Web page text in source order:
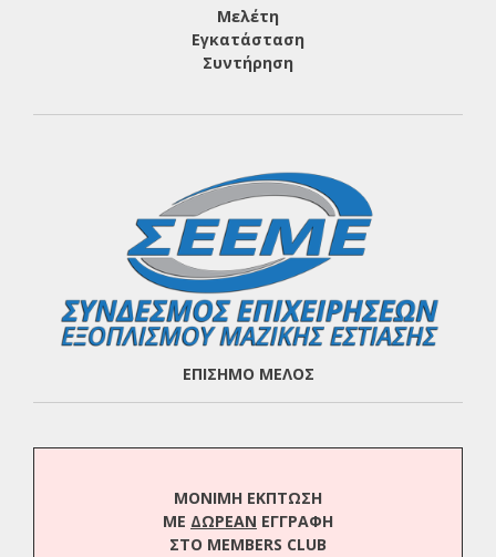
Μελέτη
Εγκατάσταση
Συντήρηση
ΕΠΙΣΗΜΟ ΜΕΛΟΣ
ΜΟΝΙΜΗ ΕΚΠΤΩΣΗ
ΜΕ ΔΩΡΕΑΝ ΕΓΓΡΑΦΗ
ΣΤΟ MEMBERS CLUB